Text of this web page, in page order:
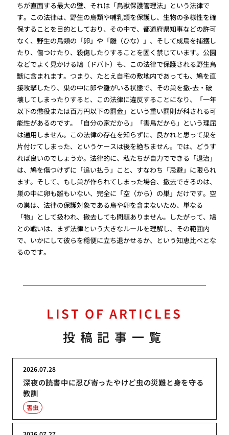
ちが直面する最大の壁、それは「鳥獣保護管理法」という法律で
す。この法律は、野生の鳥類や哺乳類を保護し、生物の多様性を確
保することを目的としており、その中で、都道府県知事などの許可
なく、野生の鳥類の「卵」や「雛（ひな）」、そして成鳥を捕獲し
たり、傷つけたり、殺傷したりすることを固く禁じています。公園
などでよく見かける鳩（ドバト）も、この法律で保護される野生鳥
獣に含まれます。つまり、たとえ自宅の敷地内であっても、鳩を直
接攻撃したり、巣の中に卵や雛がいる状態で、その巣を撤-去・破
壊してしまったりすると、この法律に違反することになり、「一年
以下の懲役または百万円以下の罰金」という重い罰則が科される可
能性があるのです。「自分の家だから」「害鳥だから」という理屈
は通用しません。この法律の存在を知らずに、良かれと思って巣を
片付けてしまった、というケースは後を絶ちません。では、どうす
れば良いのでしょうか。法律的に、私たちが自力でできる「退治」
は、鳩を傷つけずに「追い払う」こと、すなわち「忌避」に限られ
ます。そして、もし巣が作られてしまった場合、撤去できるのは、
巣の中に卵も雛もいない、完全に「空（から）の巣」だけです。空
の巣は、法律の保護対象である鳥や卵を含まないため、単なる
「物」として扱われ、撤去しても問題ありません。したがって、鳩
との戦いは、まず法律という大きなルールを理解し、その範囲内
で、いかにして彼らを穏便に立ち退かせるか、という知恵比べとな
るのです。
LIST OF ARTICLES
投稿記事一覧
深夜の読書中に忍び寄ったやけど虫の災難と身を守る
教訓
2026.07.28
害虫